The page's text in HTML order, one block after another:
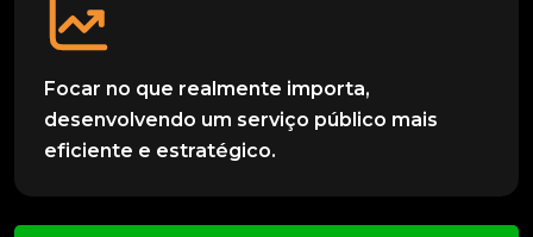
Focar no que realmente importa,
desenvolvendo um serviço público mais
eficiente e estratégico.